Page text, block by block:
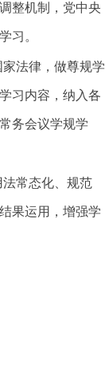
整机制，党中央
习。
法律，做尊规学
习内容，纳入各
务会议学规学
常态化、规范
果运用，增强学